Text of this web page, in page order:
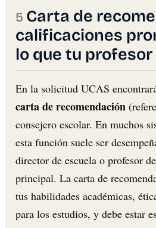
Carta de
calificaciones
lo que tu
En la solicitud UCAS
carta de recomendación
consejero escolar. En muchos
esta función suele ser
director de escuela o profesor
principal. La carta de
tus habilidades académicas,
para los estudios, y debe estar